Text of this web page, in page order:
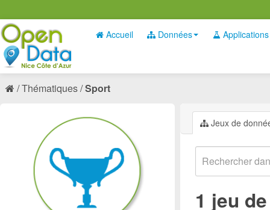
Accueil Données Applications
Thématiques Sport
Jeux de
1 jeu